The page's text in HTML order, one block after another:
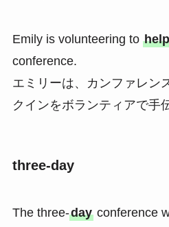
Emily is volunteering to help
conference.
エミリーは、カンファレン
クインをボランティアで手
three-day
The three-dayconference